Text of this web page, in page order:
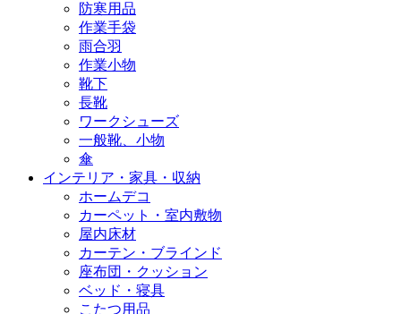
防寒用品
作業手袋
雨合羽
作業小物
靴下
長靴
ワークシューズ
一般靴、小物
傘
インテリア・家具・収納
ホームデコ
カーペット・室内敷物
屋内床材
カーテン・ブラインド
座布団・クッション
ベッド・寝具
こたつ用品